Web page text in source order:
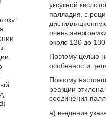
уксусной
палладия, с
очень
около 120 до
Поэтому целью
особенности
Поэтому
реакции
соединения
а) введение